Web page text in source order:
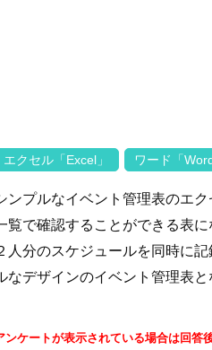
エクセル「Excel」 ワード「Word
ンプルなイベント管理表のエ
覧で確認することができる表
人分のスケジュールを同時に
なデザインのイベント管理表
ンケートが表示されている場合は回答